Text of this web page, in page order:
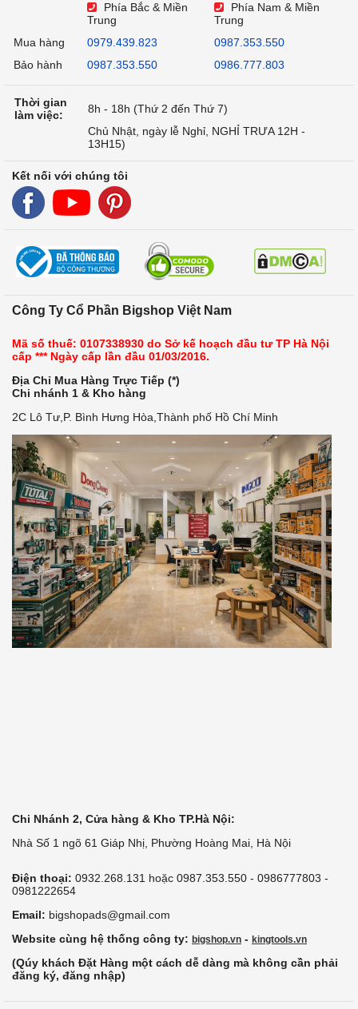
Phía Bắc & Miền
Trung
Phía Nam & Miền
Trung
Mua hàng
0979.439.823
0987.353.550
Bảo hành
0987.353.550 0986.777.803
Thời gian
làm việc:
8h - 18h (Thứ 2 đến Thứ 7)
Chủ Nhật, ngày lễ Nghỉ, NGHỈ TRƯA 12H -
13H15)
Kết nối với chúng tôi
Công Ty Cổ Phần Bigshop Việt Nam
Mã số thuế: 0107338930 do Sở kế hoạch đầu tư TP Hà Nội
cấp *** Ngày cấp lần đầu 01/03/2016.
Địa Chỉ Mua Hàng Trực Tiếp (*)
Chi nhánh 1 & Kho hàng
2C Lô Tư,P. Bình Hưng Hòa,Thành phố Hồ Chí Minh
Chi Nhánh 2, Cửa hàng & Kho TP.Hà Nội:
Nhà Số 1 ngõ 61 Giáp Nhị, Phường Hoàng Mai, Hà Nội
Điện thoại: 0932.268.131 hoặc 0987.353.550 - 0986777803 -
0981222654
Email: bigshopads@gmail.com
Website cùng hệ thống công ty: bigshop.vn - kingtools.vn
(Qúy khách Đặt Hàng một cách dễ dàng mà không cần phải
đăng ký, đăng nhập)